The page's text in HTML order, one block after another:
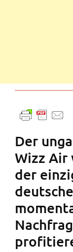
Der
Wizz Air
der